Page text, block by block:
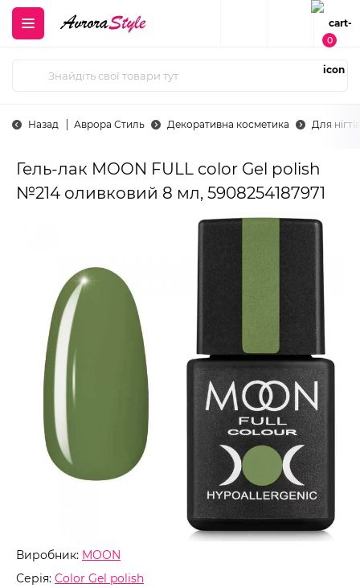
0
Назад Аврора Стиль Декоративна косметика Для нігтів
Гель-лак MOON FULL color Gel polish
№214 оливковий 8 мл, 5908254187971
Виробник: MOON
Серія: Color Gel polish